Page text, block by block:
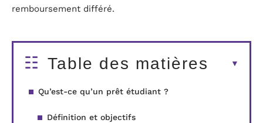
remboursement différé.
Table des matières
Qu’est-ce qu’un prêt étudiant ?
Définition et objectifs